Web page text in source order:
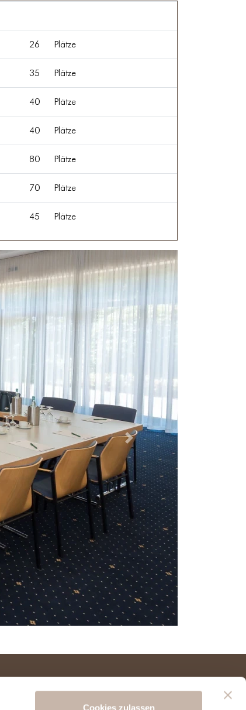
Cookies zulassen
26 Plätze
35 Plätze
40 Plätze
40 Plätze
80 Plätze
70 Plätze
45 Plätze
Vor
Hotel Weissenburg